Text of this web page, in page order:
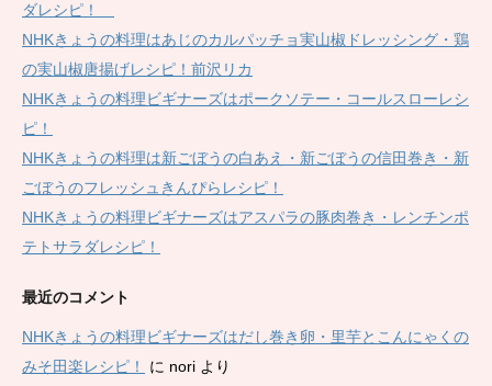
ダレシピ！
NHKきょうの料理はあじのカルパッチョ実山椒ドレッシング・鶏
の実山椒唐揚げレシピ！前沢リカ
NHKきょうの料理ビギナーズはポークソテー・コールスローレシ
ピ！
NHKきょうの料理は新ごぼうの白あえ・新ごぼうの信田巻き・新
ごぼうのフレッシュきんぴらレシピ！
NHKきょうの料理ビギナーズはアスパラの豚肉巻き・レンチンポ
テトサラダレシピ！
最近のコメント
NHKきょうの料理ビギナーズはだし巻き卵・里芋とこんにゃくの
みそ田楽レシピ！
に nori より